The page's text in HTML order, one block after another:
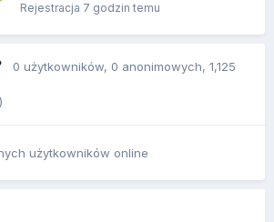
Rejestracja 7 godzin temu
0 użytkowników, 0 anonimowych, 1,125
użytkowników online